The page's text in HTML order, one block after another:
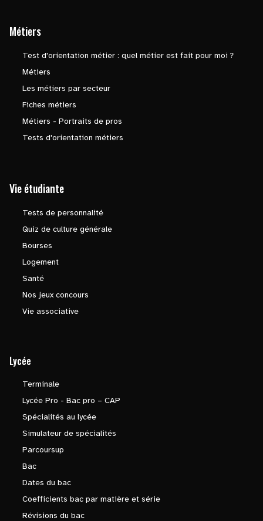
Métiers
Test d'orientation métier : quel métier est fait pour moi ?
Métiers
Les métiers par secteur
Fiches métiers
Métiers - Portraits de pros
Tests d'orientation métiers
Vie étudiante
Tests de personnalité
Quiz de culture générale
Bourses
Logement
Santé
Nos jeux concours
Vie associative
Lycée
Terminale
Lycée Pro - Bac pro – CAP
Spécialités au lycée
Simulateur de spécialités
Parcoursup
Bac
Dates du bac
Coefficients bac par matière et série
Révisions du bac